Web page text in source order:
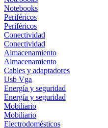
Notebooks
Periféricos
Periféricos
Conectividad
Conectividad
Almacenamiento
Almacenamiento
Cables y adaptadores
Usb Vga
Energía y seguridad
Energía y seguridad
Mobiliario
Mobiliario
Electrodomésticos